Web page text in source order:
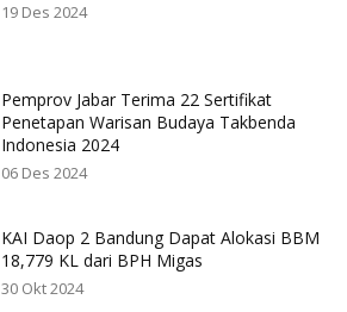
19 Des 2024
Pemprov Jabar Terima 22 Sertifikat
Penetapan Warisan Budaya Takbenda
Indonesia 2024
06 Des 2024
KAI Daop 2 Bandung Dapat Alokasi BBM
18,779 KL dari BPH Migas
30 Okt 2024